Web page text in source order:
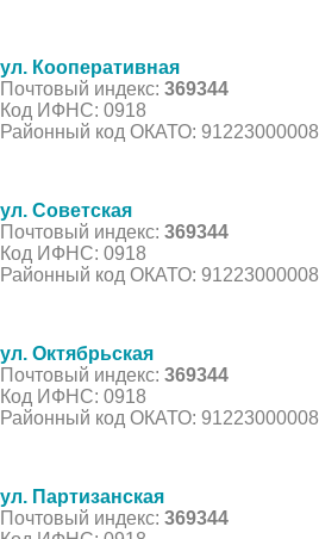
ул. Кооперативная
Почтовый индекс: 369344
Код ИФНС: 0918
Районный код ОКАТО: 91223000008
ул. Советская
Почтовый индекс: 369344
Код ИФНС: 0918
Районный код ОКАТО: 91223000008
ул. Октябрьская
Почтовый индекс: 369344
Код ИФНС: 0918
Районный код ОКАТО: 91223000008
ул. Партизанская
Почтовый индекс: 369344